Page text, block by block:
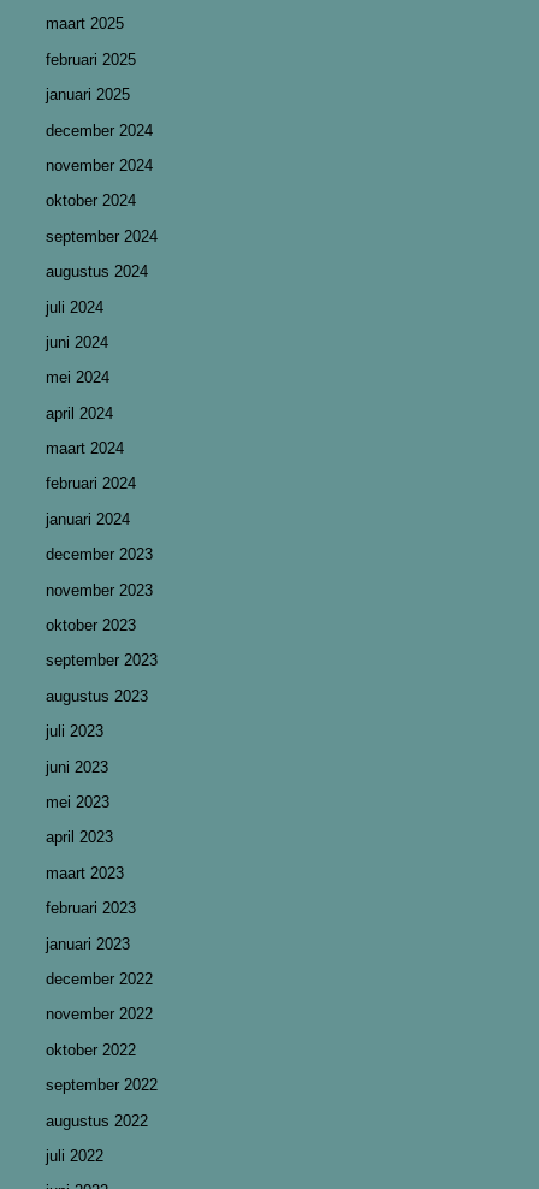
maart 2025
februari 2025
januari 2025
december 2024
november 2024
oktober 2024
september 2024
augustus 2024
juli 2024
juni 2024
mei 2024
april 2024
maart 2024
februari 2024
januari 2024
december 2023
november 2023
oktober 2023
september 2023
augustus 2023
juli 2023
juni 2023
mei 2023
april 2023
maart 2023
februari 2023
januari 2023
december 2022
november 2022
oktober 2022
september 2022
augustus 2022
juli 2022